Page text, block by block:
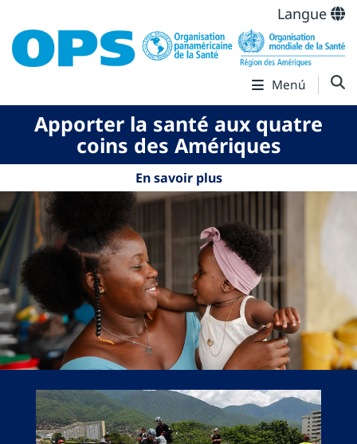
Langue
Menú
Apporter la santé aux quatre
coins des Amériques
En savoir plus